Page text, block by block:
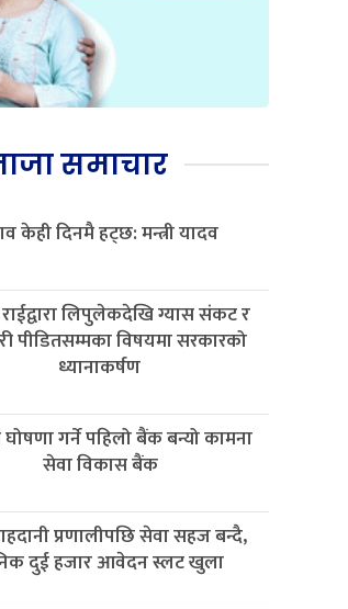
समाचार
केही दिनमै हट्छ: मन्त्री यादव
लिपुलेकदेखि ग्यास संकट र
पीडितसम्मका विषयमा सरकारको
ध्यानाकर्षण
गर्ने पहिलो बैंक बन्यो कामना
सेवा विकास बैंक
प्रणालीपछि सेवा सहज बन्दै,
दुई हजार आवेदन स्लट खुला